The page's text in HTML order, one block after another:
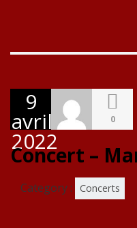
9
avril
2022
0
Concert –
Category : Concerts